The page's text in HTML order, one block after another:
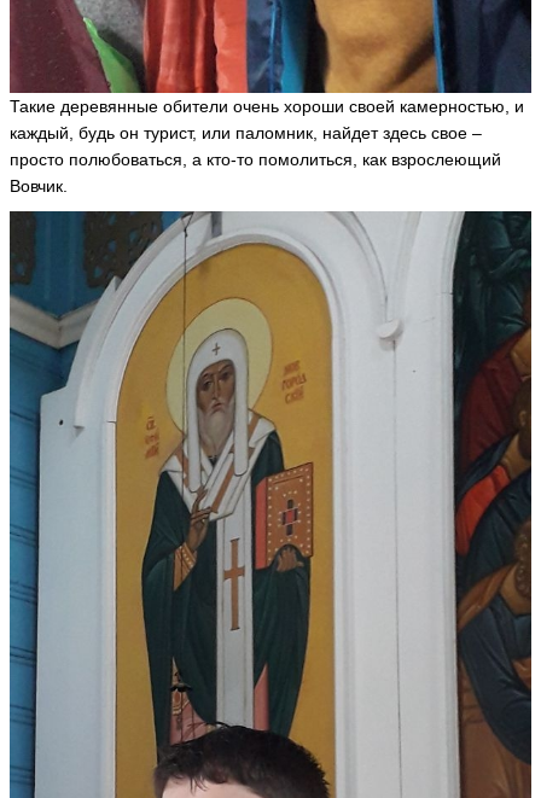
Такие деревянные обители очень хороши своей камерностью, и
каждый, будь он турист, или паломник, найдет здесь свое –
просто полюбоваться, а кто-то помолиться, как взрослеющий
Вовчик.